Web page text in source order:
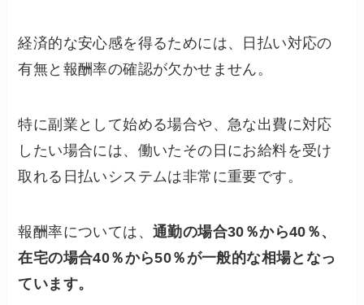
経済的な安心感を得るためには、日払い対応の
有無と報酬率の確認が欠かせません。
特に副業として始める場合や、急な出費に対応
したい場合には、働いたその日にお給料を受け
取れる日払いシステムは非常に重要です。
報酬率については、通勤の場合30％から40％、
在宅の場合40％から50％が一般的な相場となっ
ています。